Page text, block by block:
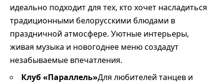
идеально подходит для тех, кто хочет насладиться
традиционными белорусскими блюдами в
праздничной атмосфере. Уютные интерьеры,
живая музыка и новогоднее меню создадут
незабываемые впечатления.
Клуб «Параллель»Для любителей танцев и